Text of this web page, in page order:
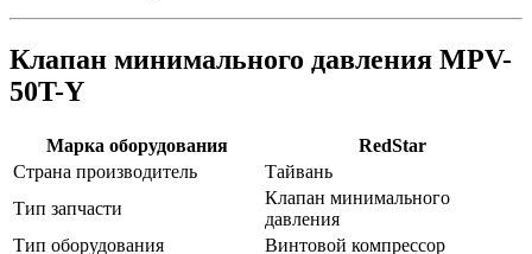
Клапан минимального давления MPV-
50T-Y
Марка оборудования
RedStar
Страна производитель
Тайвань
Тип запчасти
Клапан минимального
давления
Тип оборудования
Винтовой компрессор